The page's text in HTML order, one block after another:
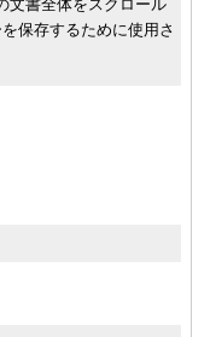
文書全体をスクロール
保存するために使用さ